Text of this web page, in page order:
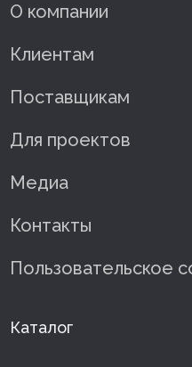
О компании
Клиентам
Поставщикам
Для проектов
Медиа
Контакты
Пользовательское
Каталог